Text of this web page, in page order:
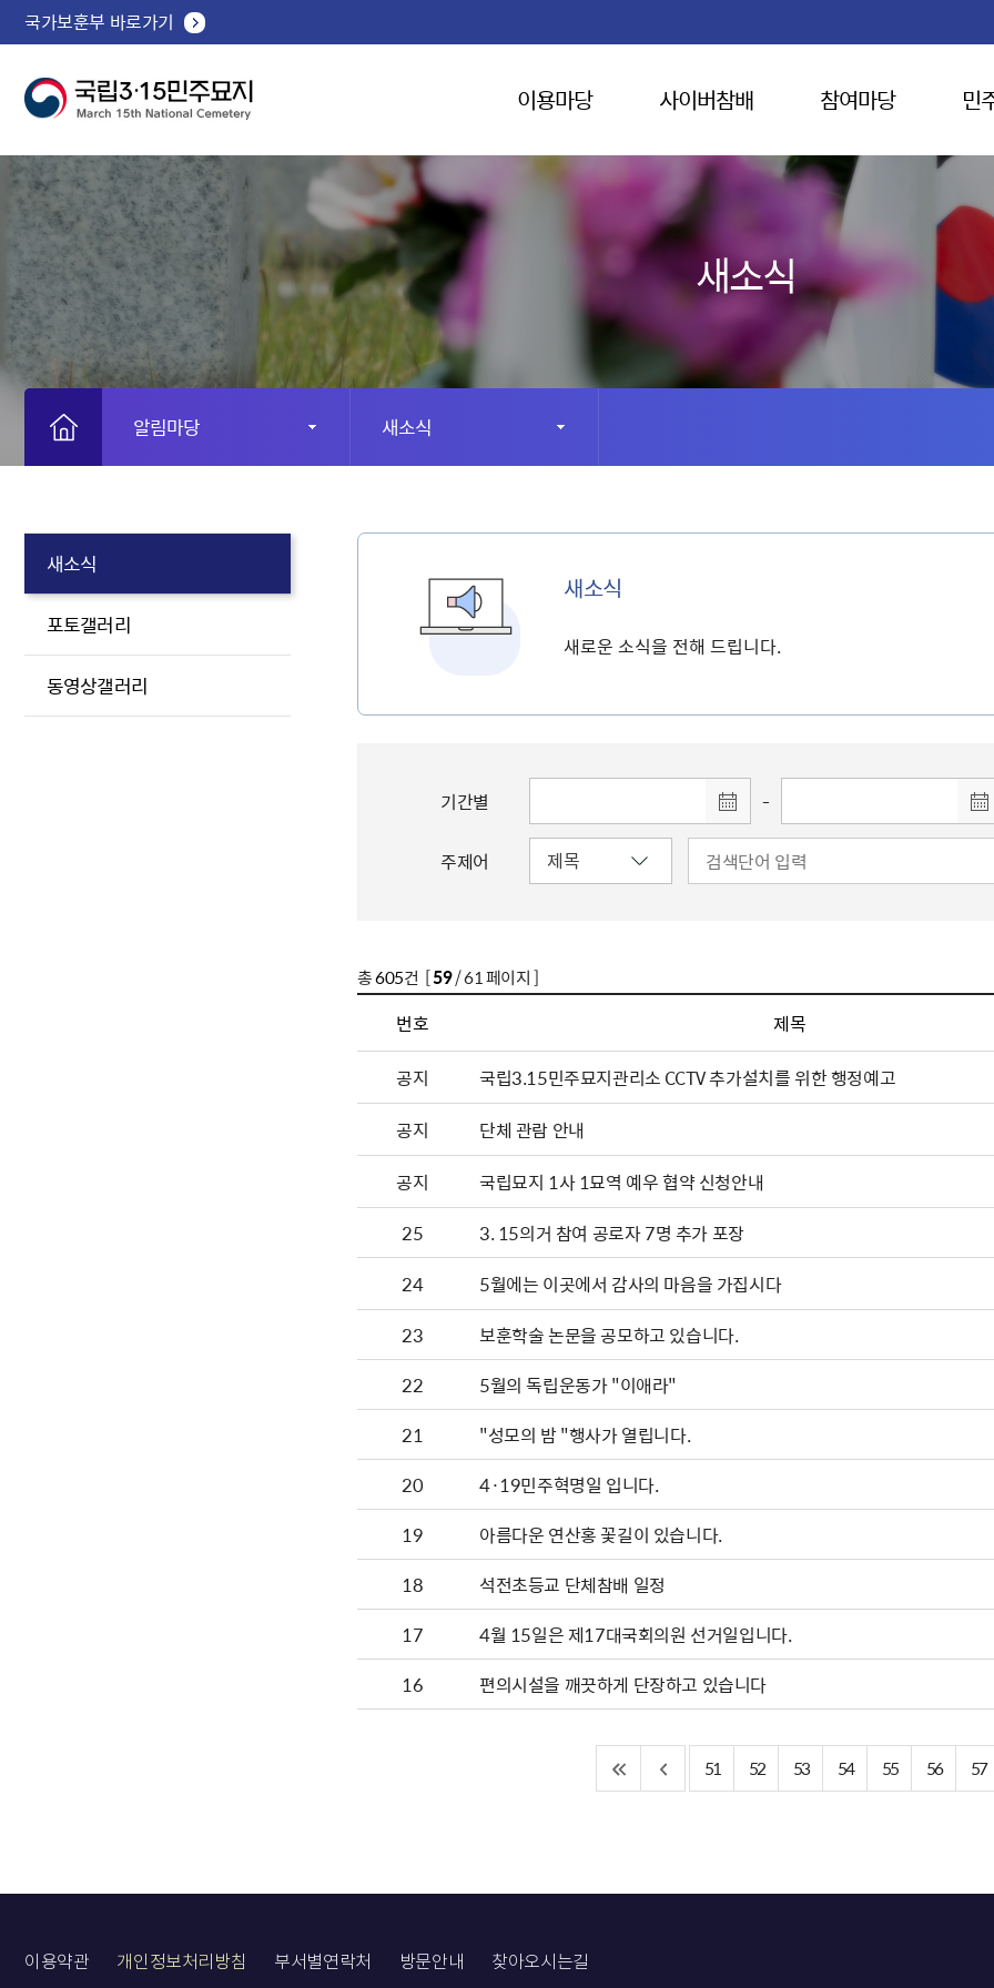
국가보훈부 바로가기
이용마당 사이버참배 참여마당 민
새소식
알림마당 새소식
새소식
포토갤러리
동영상갤러리
새소식
새로운 소식을 전해 드립니다.
기간별 -
주제어
총605건 [59/ 61 페이지 ]
번호 제목
공지
국립3.15민주묘지관리소 CCTV 추가설치를 위한 행정예고
공지
단체 관람 안내
공지
국립묘지 1사 1묘역 예우 협약 신청안내
25
3. 15의거 참여 공로자 7명 추가 포장
24
5월에는 이곳에서 감사의 마음을 가집시다
23
보훈학술 논문을 공모하고 있습니다.
22
5월의 독립운동가 "이애라"
21
"성모의 밤 "행사가 열립니다.
20
4·19민주혁명일 입니다.
19
아름다운 연산홍 꽃길이 있습니다.
18
석전초등교 단체참배 일정
17
4월 15일은 제17대국회의원 선거일입니다.
16
편의시설을 깨끗하게 단장하고 있습니다
51 52 53 54 55 56 57
이용약관 개인정보처리방침 부서별연락처 방문안내 찾아오시는길